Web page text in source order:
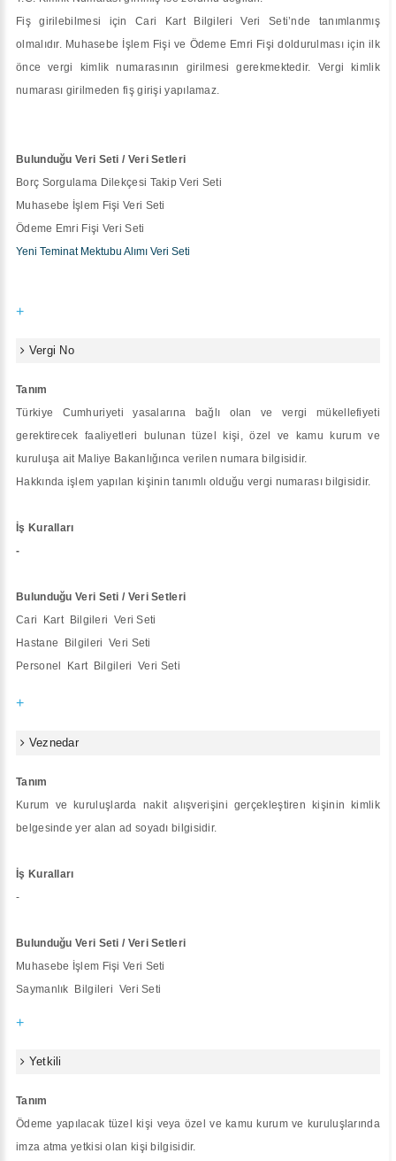
Fiş girilebilmesi için Cari Kart Bilgileri Veri Seti’nde tanımlanmış
olmalıdır. Muhasebe İşlem Fişi ve Ödeme Emri Fişi doldurulması için ilk
önce vergi kimlik numarasının girilmesi gerekmektedir. Vergi kimlik
numarası girilmeden fiş girişi yapılamaz.
Bulunduğu Veri Seti / Veri Setleri
Borç Sorgulama Dilekçesi Takip Veri Seti
Muhasebe İşlem Fişi Veri Seti
Ödeme Emri Fişi Veri Seti
Yeni Teminat Mektubu Alımı Veri Seti
+
Vergi No
Tanım
Türkiye Cumhuriyeti yasalarına bağlı olan ve vergi mükellefiyeti
gerektirecek faaliyetleri bulunan tüzel kişi, özel ve kamu kurum ve
kuruluşa ait Maliye Bakanlığınca verilen numara bilgisidir.
Hakkında işlem yapılan kişinin tanımlı olduğu vergi numarası bilgisidir.
İş Kuralları
-
Bulunduğu Veri Seti / Veri Setleri
Cari Kart Bilgileri Veri Seti
Hastane Bilgileri Veri Seti
Personel Kart Bilgileri Veri Seti
+
Veznedar
Tanım
Kurum ve kuruluşlarda nakit alışverişini gerçekleştiren kişinin kimlik
belgesinde yer alan ad soyadı bilgisidir.
İş Kuralları
-
Bulunduğu Veri Seti / Veri Setleri
Muhasebe İşlem Fişi Veri Seti
Saymanlık Bilgileri Veri Seti
+
Yetkili
Tanım
Ödeme yapılacak tüzel kişi veya özel ve kamu kurum ve kuruluşlarında
imza atma yetkisi olan kişi bilgisidir.